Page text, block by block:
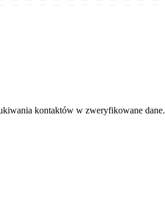
kontaktów w zweryfikowane dane.